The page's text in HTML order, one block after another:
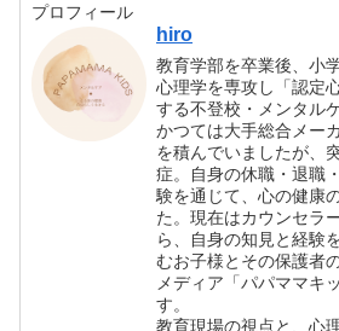
プロフィール
hiro
教育学部を卒業後、小
心理学を専攻し「認定
する不登校・メンタル
かつては大手総合メー
を積んでいましたが、
症。自身の休職・退職
験を通じて、心の健康
た。現在はカウンセラ
ら、自身の知見と経験
むお子様とその保護者
メディア「パパママキ
す。
教育現場の視点と、心